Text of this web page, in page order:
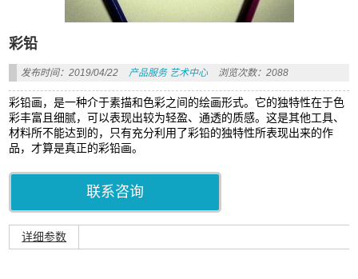
彩铅
发布时间：2019/04/22 产品服务 艺术中心 浏览次数：2088
彩铅画，是一种介于素描和色彩之间的绘画形式。它的独特性在于色
彩丰富且细腻，可以表现出较为轻盈、通透的质感。这是其他工具、
材料所不能达到的，只有充分利用了彩铅的独特性所表现出来的作
品，才算是真正的彩铅画。
联系咨询
详细参数